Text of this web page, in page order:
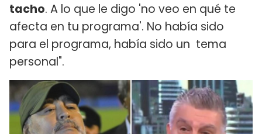
tacho. A lo que le digo 'no veo en qué te
afecta en tu programa'. No había sido
para el programa, había sido un tema
personal".